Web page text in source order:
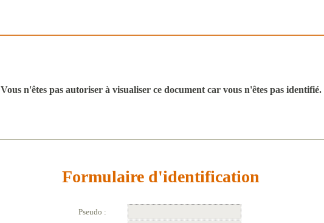
Vous n'êtes pas autoriser à visualiser ce document car vous n'êtes pas identifié.
Formulaire d'identification
Pseudo :